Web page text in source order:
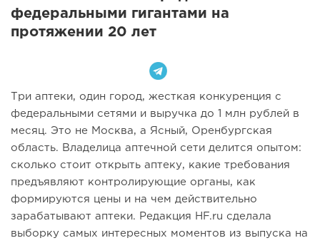
федеральными гигантами на
протяжении 20 лет
Три аптеки, один город, жесткая конкуренция с
федеральными сетями и выручка до 1 млн рублей в
месяц. Это не Москва, а Ясный, Оренбургская
область. Владелица аптечной сети делится опытом:
сколько стоит открыть аптеку, какие требования
предъявляют контролирующие органы, как
формируются цены и на чем действительно
зарабатывают аптеки. Редакция HF.ru сделала
выборку самых интересных моментов из выпуска на